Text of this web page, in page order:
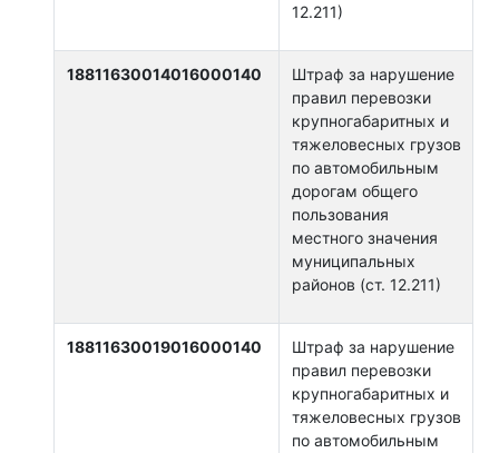
12.211)
18811630014016000140
Штраф за нарушение
правил перевозки
крупногабаритных и
тяжеловесных грузов
по автомобильным
дорогам общего
пользования
местного значения
муниципальных
районов (ст. 12.211)
18811630019016000140
Штраф за нарушение
правил перевозки
крупногабаритных и
тяжеловесных грузов
по автомобильным